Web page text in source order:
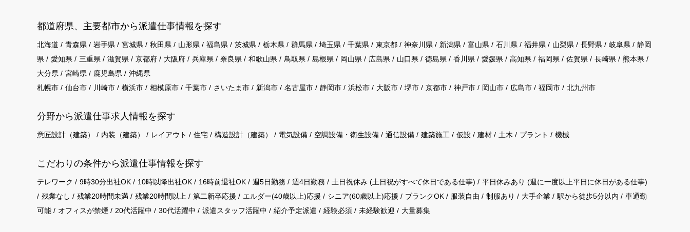
都道府県、主要都市から派遣仕事情報を探す
北海道 青森県 岩手県 宮城県 秋田県 山形県 福島県 茨城県 栃木県 群馬県 埼玉県 千葉県 東京都 神奈川県 新潟県 富山県 石川県 福井県 山梨県 長野県 岐阜県
静岡
県
愛知県 三重県 滋賀県 京都府 大阪府 兵庫県 奈良県 和歌山県 鳥取県 島根県 岡山県 広島県 山口県 徳島県 香川県 愛媛県 高知県 福岡県 佐賀県 長崎県
熊本県
大分県
宮崎県 鹿児島県
沖縄県
札幌市
仙台市 川崎市 横浜市 相模原市 千葉市 さいたま市 新潟市 名古屋市 静岡市 浜松市 大阪市 堺市 京都市 神戸市 岡山市 広島市 福岡市 北九州市
分野から派遣仕事求⼈情報を探す
意匠設計（建築） 内装（建築） レイアウト 住宅 構造設計（建築） 電気設備 空調設備・衛生設備 通信設備 建築施工 仮設 建材 土木 プラント 機械
こだわりの条件から派遣仕事情報を探す
テレワーク 9時30分出社OK 10時以降出社OK 16時前退社OK 週5日勤務 週4日勤務 土日祝休み (土日祝がすべて休日である仕事)
平日休みあり (週に一度以上平日に休日がある仕事)
残業なし
残業20時間未満 残業20時間以上 第二新卒応援 エルダー(40歳以上)応援 シニア(60歳以上)応援 ブランクOK 服装自由 制服あり 大手企業 駅から徒歩5分以内
車通勤
可能
オフィスが禁煙 20代活躍中 30代活躍中 派遣スタッフ活躍中 紹介予定派遣 経験必須 未経験歓迎 大量募集